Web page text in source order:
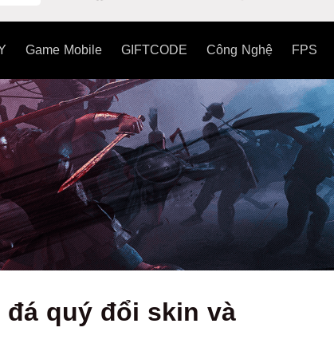
Game Mobile GIFTCODE Công Nghệ FPS
đá quý đổi skin và